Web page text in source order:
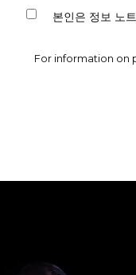
본인은 정보 노
For information on